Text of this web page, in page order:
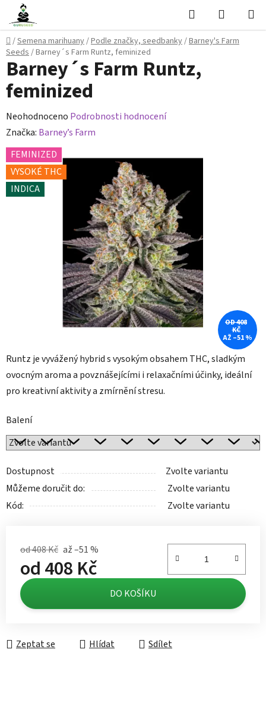
Přejít
obsah
Hledat
KOŠÍK
Domů
/Semena marihuany/Podle značky, seedbanky/Barney's Farm
Seeds/Barney´s Farm Runtz, feminized
Runtz je vyvážený hybrid s vysokým obsahem THC, sladkým
ovocným aroma a povznášejícími i relaxačními účinky, ideální
pro kreativní aktivity a zmírnění stresu.
Balení
Dostupnost
Zvolte variantu
Můžeme doručit do:
Zvolte variantu
Kód:
Zvolte variantu
od 408 Kč až –51 %
od408 Kč
Měrná cena: DO KOŠÍKU
Zeptat se Hlídat Sdílet
Barney´s Farm Runtz,
feminized
Průměrné
hodnocení
produktu
je
0,0
z
Neohodnoceno Podrobnosti hodnocení
Značka: Barney’s Farm
FEMINIZED
VYSOKÉ THC
INDICA
OD 408
KČ
AŽ –51 %